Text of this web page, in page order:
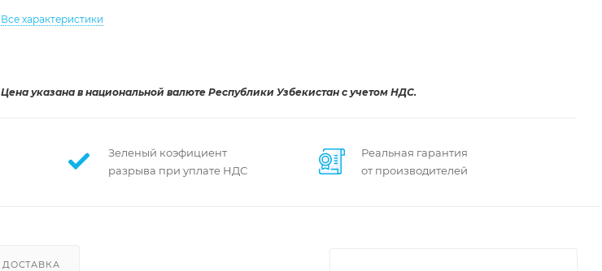
Все характеристики
Цена указана в национальной валюте Республики Узбекистан с учетом НДС.
Зеленый коэфициент
разрыва при уплате НДС
Реальная гарантия
от производителей
ДОСТАВКА